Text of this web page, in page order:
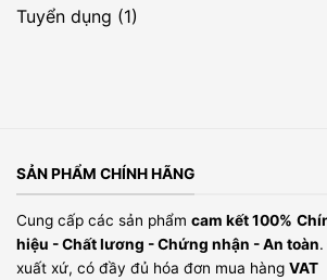
Tuyển dụng (1)
SẢN PHẨM CHÍNH HÃNG
Cung cấp các sản phẩm cam kết 100%
hiệu - Chất lương - Chứng nhận - An toàn
xuất xứ, có đầy đủ hóa đơn mua hàng VAT